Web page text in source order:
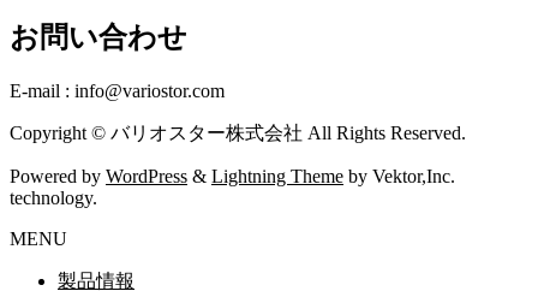
お問い合わせ
E-mail : info@variostor.com
Copyright © バリオスター株式会社 All Rights Reserved.
Powered by WordPress & Lightning Theme by Vektor,Inc.
technology.
MENU
製品情報